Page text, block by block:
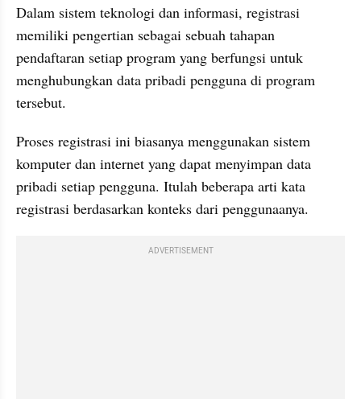
Dalam sistem teknologi dan informasi, registrasi
memiliki pengertian sebagai sebuah tahapan
pendaftaran setiap program yang berfungsi untuk
menghubungkan data pribadi pengguna di program
tersebut.
Proses registrasi ini biasanya menggunakan sistem
komputer dan internet yang dapat menyimpan data
pribadi setiap pengguna. Itulah beberapa arti kata
registrasi berdasarkan konteks dari penggunaanya.
ADVERTISEMENT